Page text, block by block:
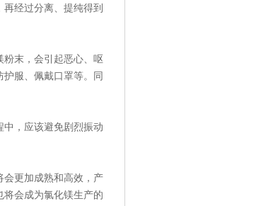
经过分离、提纯得到
末，会引起恶心、呕
服、佩戴口罩等。同
，应该避免剧烈振动
会更加成熟和高效，产
会成为氯化镁生产的